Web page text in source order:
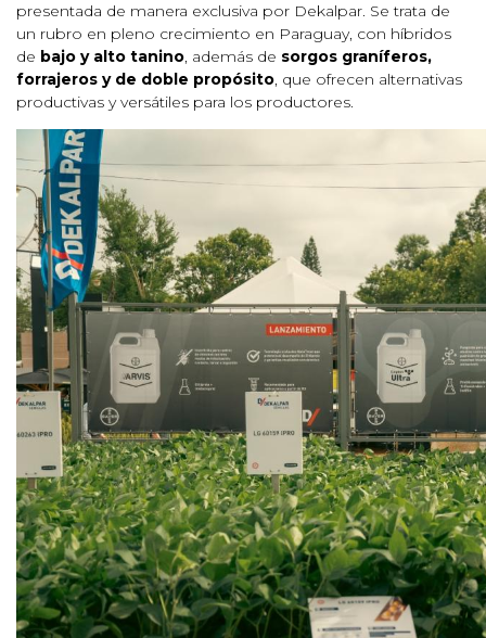
presentada de manera exclusiva por Dekalpar. Se trata de
un rubro en pleno crecimiento en Paraguay, con híbridos
de bajo y alto tanino, además de sorgos graníferos,
forrajeros y de doble propósito, que ofrecen alternativas
productivas y versátiles para los productores.